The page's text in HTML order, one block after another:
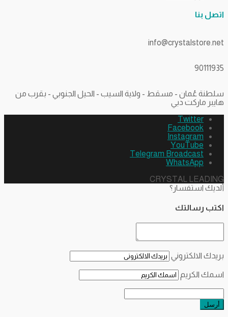
اتصل بنا
info@crystalstore.net
90111935
سلطنة عُمان - مسقط - ولاية السيب - الحيل الجنوبي - بقرب من
هايبر ماركت دبي
Twitter
Facebook
Instagram
YouTube
Telegram Broadcast
WhatsApp
CRYSTAL LEADING
ألديك استفسار؟
اكتب رسالتك
بريدك الالكتروني
اسمك الكريم
أرسل